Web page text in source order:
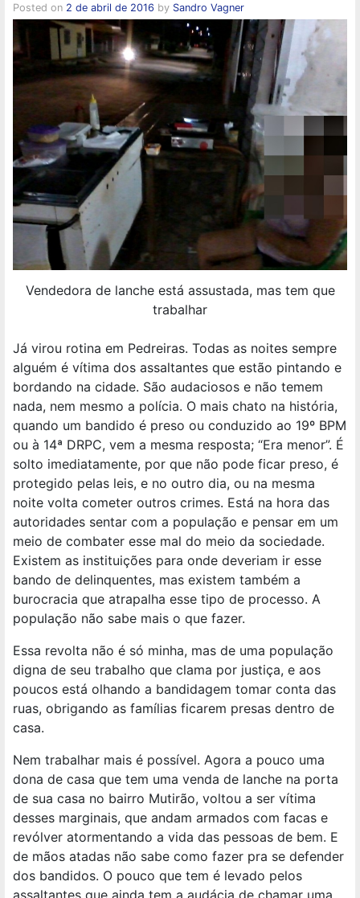
Posted on 2 de abril de 2016 by Sandro Vagner
Vendedora de lanche está assustada, mas tem que
trabalhar
Já virou rotina em Pedreiras. Todas as noites sempre
alguém é vítima dos assaltantes que estão pintando e
bordando na cidade. São audaciosos e não temem
nada, nem mesmo a polícia. O mais chato na história,
quando um bandido é preso ou conduzido ao 19º BPM
ou à 14ª DRPC, vem a mesma resposta; “Era menor”. É
solto imediatamente, por que não pode ficar preso, é
protegido pelas leis, e no outro dia, ou na mesma
noite volta cometer outros crimes. Está na hora das
autoridades sentar com a população e pensar em um
meio de combater esse mal do meio da sociedade.
Existem as instituições para onde deveriam ir esse
bando de delinquentes, mas existem também a
burocracia que atrapalha esse tipo de processo. A
população não sabe mais o que fazer.
Essa revolta não é só minha, mas de uma população
digna de seu trabalho que clama por justiça, e aos
poucos está olhando a bandidagem tomar conta das
ruas, obrigando as famílias ficarem presas dentro de
casa.
Nem trabalhar mais é possível. Agora a pouco uma
dona de casa que tem uma venda de lanche na porta
de sua casa no bairro Mutirão, voltou a ser vítima
desses marginais, que andam armados com facas e
revólver atormentando a vida das pessoas de bem. E
de mãos atadas não sabe como fazer pra se defender
dos bandidos. O pouco que tem é levado pelos
assaltantes que ainda tem a audácia de chamar uma